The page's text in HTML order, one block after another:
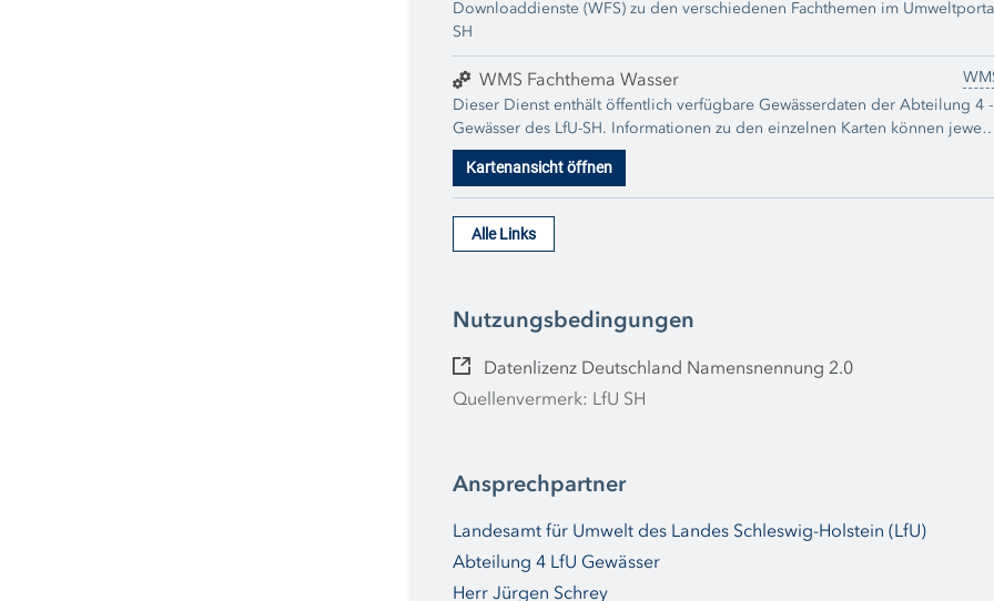
Downloaddienste (WFS) zu den verschiedenen Fachthemen im
SH
WMS Fachthema Wasser
Dieser Dienst enthält öffentlich verfügbare Gewässerdaten der Abteilung 4 -
Gewässer des LfU-SH. Informationen zu den einzelnen Karten können
den zugehörigen Metadaten zu den einzelnen Datensätzen entnommen
werden. Der Dienst wird regelmäßig um neu publizierte Daten erweitert.
Kartenansicht öffnen
Alle Links
Nutzungsbedingungen
Datenlizenz Deutschland Namensnennung 2.0
Quellenvermerk: LfU SH
Ansprechpartner
Landesamt für Umwelt des Landes Schleswig-Holstein (LfU)
Abteilung 4 LfU Gewässer
Herr Jürgen Schrey